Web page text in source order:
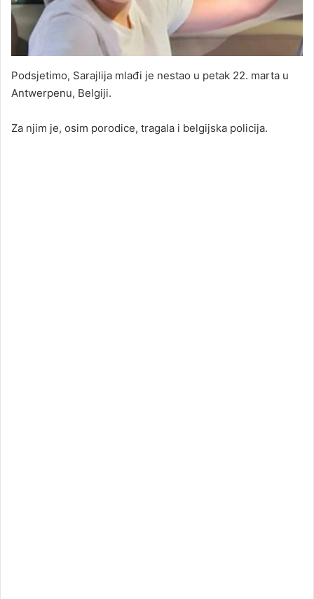
Podsjetimo, Sarajlija mlađi je nestao u petak 22. marta u
Antwerpenu, Belgiji.
Za njim je, osim porodice, tragala i belgijska policija.